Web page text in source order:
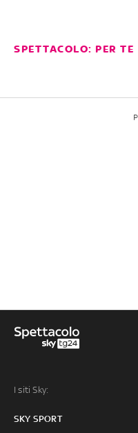
SPETTACOLO: PER TE
I siti Sky:
SKY SPORT